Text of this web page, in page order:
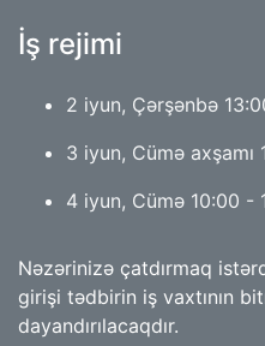
İş rejimi
2 iyun, Çərşənbə
3 iyun, Cümə axşamı
4 iyun, Cümə 10:00 -
Nəzərinizə çatdırmaq
girişi tədbirin iş vaxtının
dayandırılacaqdır.